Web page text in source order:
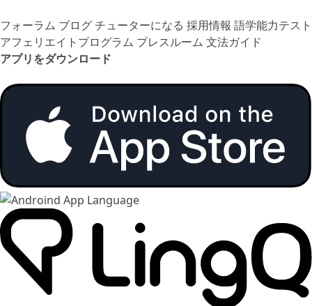
フォーラム ブログチューターになる 採用情報 語学能力テスト
アフェリエイトプログラム プレスルーム 文法ガイド
アプリをダウンロード